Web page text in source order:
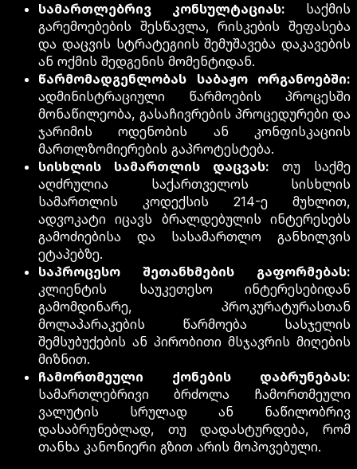
სამართლებრივ კონსულტაციას: საქმის
გარემოებების შესწავლა, რისკების შეფასება
და დაცვის სტრატეგიის შემუშავება დაკავების
ან ოქმის შედგენის მომენტიდან.
წარმომადგენლობას საბაჟო ორგანოებში:
ადმინისტრაციული წარმოების პროცესში
მონაწილეობა, გასაჩივრების პროცედურები და
ჯარიმის ოდენობის ან კონფისკაციის
მართლზომიერების გაპროტესტება.
სისხლის სამართლის დაცვას: თუ საქმე
აღძრულია საქართველოს სისხლის
სამართლის კოდექსის 214-ე მუხლით,
ადვოკატი იცავს ბრალდებულის ინტერესებს
გამოძიებისა და სასამართლო განხილვის
ეტაპებზე.
საპროცესო შეთანხმების გაფორმებას:
კლიენტის საუკეთესო ინტერესებიდან
გამომდინარე, პროკურატურასთან
მოლაპარაკების წარმოება სასჯელის
შემსუბუქების ან პირობითი მსჯავრის მიღების
მიზნით.
ჩამორთმეული ქონების დაბრუნებას:
სამართლებრივი ბრძოლა ჩამორთმეული
ვალუტის სრულად ან ნაწილობრივ
დასაბრუნებლად, თუ დადასტურდება, რომ
თანხა კანონიერი გზით არის მოპოვებული.